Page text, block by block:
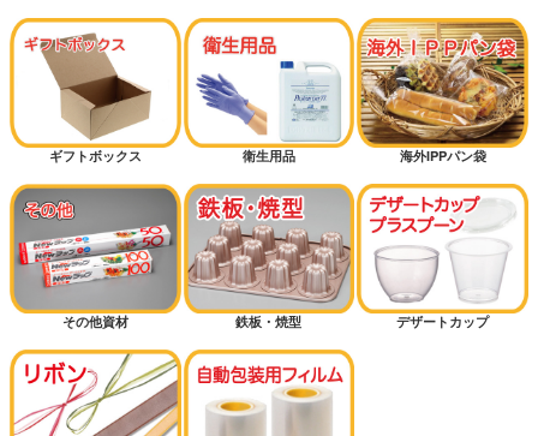
ギフトボックス 衛生用品 海外IPPパン袋
その他資材 鉄板・焼型 デザートカップ